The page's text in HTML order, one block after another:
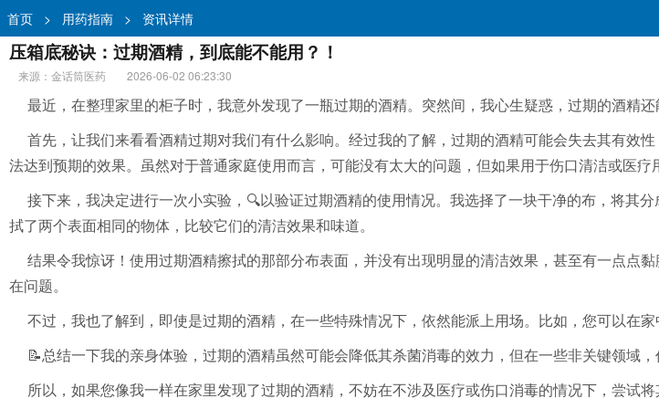
首页 > 用药指南 > 资讯详情
压箱底秘诀：过期酒精，到底能不能用？！
来源：金话筒医药
2026-06-02 06:23:30
最近，在整理家里的柜子时，我意外发现了一瓶过期的酒精。突然间，我心生疑惑，过期的酒精
首先，让我们来看看酒精过期对我们有什么影响。经过我的了解，过期的酒精可能会失去其有效
法达到预期的效果。虽然对于普通家庭使用而言，可能没有太大的问题，但如果用于伤口清洁或医疗
接下来，我决定进行一次小实验，🔍以验证过期酒精的使用情况。我选择了一块干净的布，将其
拭了两个表面相同的物体，比较它们的清洁效果和味道。
结果令我惊讶！使用过期酒精擦拭的那部分布表面，并没有出现明显的清洁效果，甚至有一点点
在问题。
不过，我也了解到，即使是过期的酒精，在一些特殊情况下，依然能派上用场。比如，您可以在
📝总结一下我的亲身体验，过期的酒精虽然可能会降低其杀菌消毒的效力，但在一些非关键领域
所以，如果您像我一样在家里发现了过期的酒精，不妨在不涉及医疗或伤口消毒的情况下，尝试